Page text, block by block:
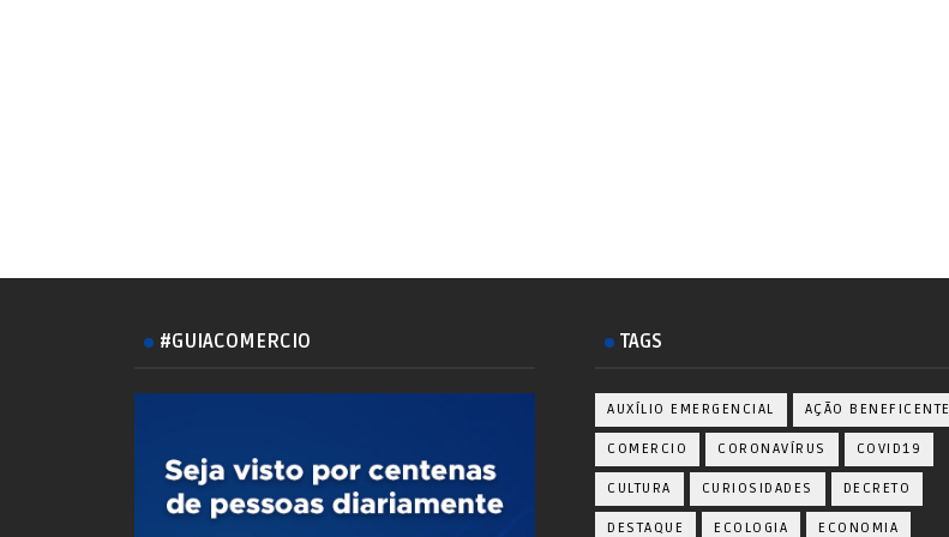
#GUIACOMERCIO TAGS
AUXÍLIO EMERGENCIAL AÇÃO BENEFICENTE
COMERCIO CORONAVÍRUS COVID19
CULTURA CURIOSIDADES DECRETO
DESTAQUE ECOLOGIA ECONOMIA